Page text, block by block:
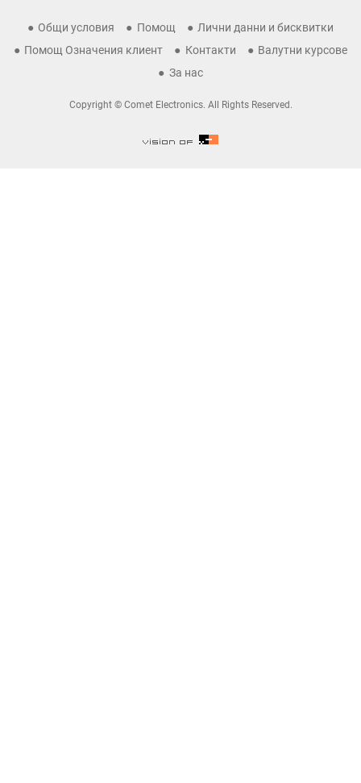
Общи условия Помощ
Лични данни и бисквитки
Помощ Означения клиент
Контакти
Валутни курсове
За нас
Copyright © Comet Electronics. All Rights Reserved.